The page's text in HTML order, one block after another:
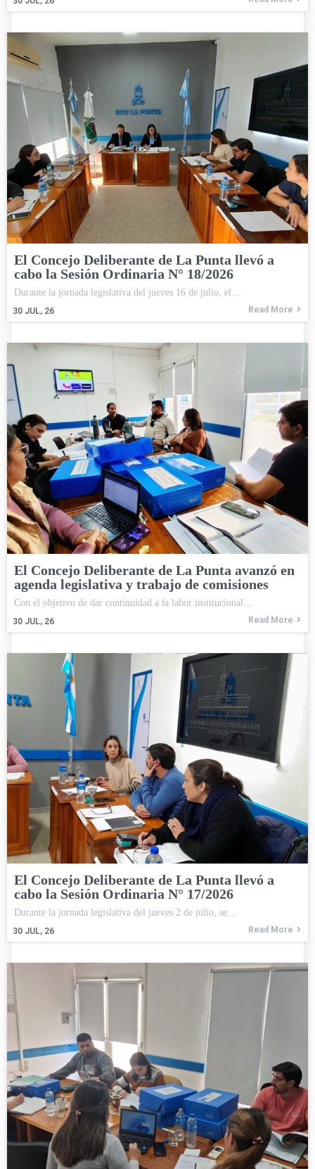
El Concejo Deliberante de La Punta llevó a
cabo la Sesión Ordinaria N° 18/2026
30 JUL, 26
Durante la jornada legislativa del jueves 16 de julio, el…
Read More
El Concejo Deliberante de La Punta avanzó en
agenda legislativa y trabajo de comisiones
30 JUL, 26
Con el objetivo de dar continuidad a la labor institucional…
Read More
El Concejo Deliberante de La Punta llevó a
cabo la Sesión Ordinaria N° 17/2026
30 JUL, 26
Durante la jornada legislativa del jueves 2 de julio, se…
Read More